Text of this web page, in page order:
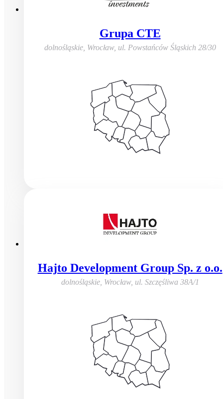
Grupa CTE
dolnośląskie, Wrocław, ul. Powstańców Śląskich 28/30
Hajto Development Group Sp. z o.o.
dolnośląskie, Wrocław, ul. Szczęśliwa 38A/1